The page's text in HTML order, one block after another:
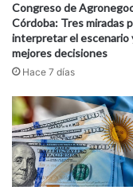
Congreso de
Córdoba: Tres miradas
interpretar el escenario
mejores decisiones
Hace 7 días